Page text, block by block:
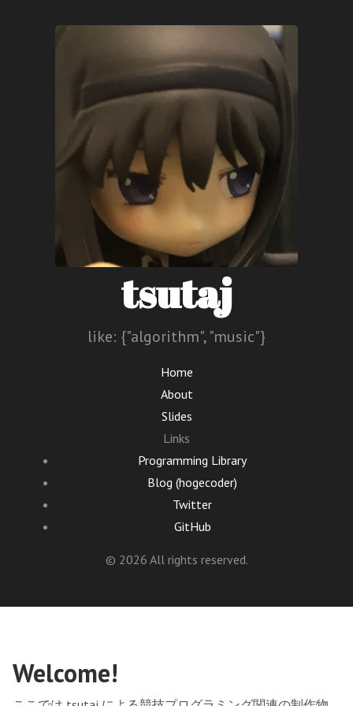
tsutaj
like: {"algorithm", "music"}
Home
About
Slides
Links
Programming Library
Blog (hogecoder)
Twitter
GitHub
© 2026 All rights reserved.
Welcome!